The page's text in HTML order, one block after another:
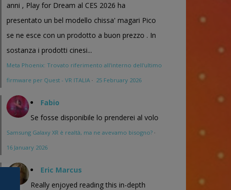
anni , Play for Dream al CES 2026 ha
presentato un bel modello chissa' magari Pico
se ne esce con un prodotto a buon prezzo . In
sostanza i prodotti cinesi...
Meta Phoenix: Trovato riferimento all'interno dell'ultimo
firmware per Quest - VR ITALIA · 25 February 2026
Fabio
Se fosse disponibile lo prenderei al volo
Samsung Galaxy XR è realtà, ma ne avevamo bisogno? ·
16 January 2026
Eric Marcus
Really enjoyed reading this in-depth